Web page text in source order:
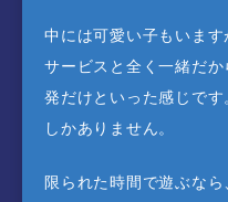
中には可愛い子もいま
サービスと全く一緒だ
発だけといった感じで
しかありません。
限られた時間で遊ぶな